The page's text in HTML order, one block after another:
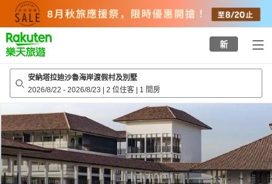
top
page
新
安納塔拉迪沙魯海岸渡假村及別墅
2026/8/22 - 2026/8/23 | 2 位住客 | 1 間房